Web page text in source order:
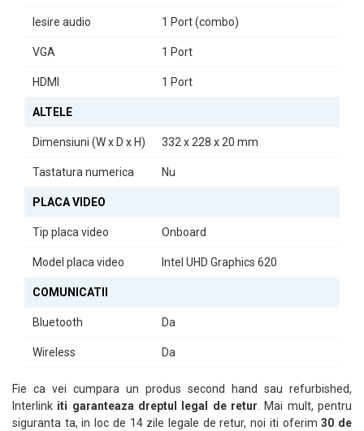
Iesire audio 1 Port (combo)
VGA 1 Port
HDMI 1 Port
ALTELE
Dimensiuni (W x D x H) 332 x 228 x 20 mm
Tastatura numerica Nu
PLACA VIDEO
Tip placa video Onboard
Model placa video Intel UHD Graphics 620
COMUNICATII
Bluetooth Da
Wireless Da
Fie ca vei cumpara un produs second hand sau refurbished,
Interlink iti garanteaza dreptul legal de retur. Mai mult, pentru
siguranta ta, in loc de 14 zile legale de retur, noi iti oferim30 de